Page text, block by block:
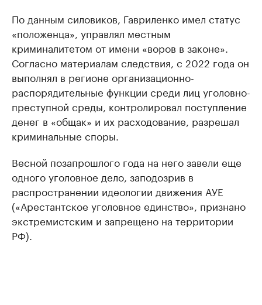
По данным силовиков, Гавриленко имел статус
«положенца», управлял местным
криминалитетом от имени «воров в законе».
Согласно материалам следствия, с 2022 года он
выполнял в регионе организационно-
распорядительные функции среди лиц уголовно-
преступной среды, контролировал поступление
денег в «общак» и их расходование, разрешал
криминальные споры.
Весной позапрошлого года на него завели еще
одного уголовное дело, заподозрив в
распространении идеологии движения АУЕ
(«Арестантское уголовное единство», признано
экстремистским и запрещено на территории
РФ).